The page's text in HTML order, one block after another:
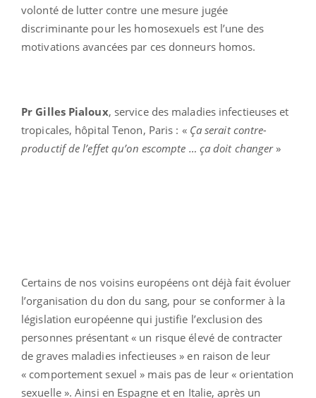
volonté de lutter contre une mesure jugée
discriminante pour les homosexuels est l’une des
motivations avancées par ces donneurs homos.
Pr Gilles Pialoux, service des maladies infectieuses et
tropicales, hôpital Tenon, Paris : « Ça serait contre-
productif de l’effet qu’on escompte … ça doit changer»
Certains de nos voisins européens ont déjà fait évoluer
l’organisation du don du sang, pour se conformer à la
législation européenne qui justifie l’exclusion des
personnes présentant « un risque élevé de contracter
de graves maladies infectieuses » en raison de leur
« comportement sexuel » mais pas de leur « orientation
sexuelle ». Ainsi en Espagne et en Italie, après un